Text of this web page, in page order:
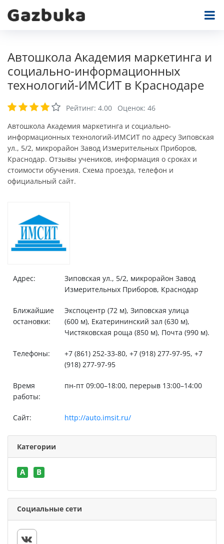
Автошкола Академия маркетинга и
социально-информационных
технологий-ИМСИТ в Краснодаре
Рейтинг: 4.00 Оценок: 46
Автошкола Академия маркетинга и социально-
информационных технологий-ИМСИТ по адресу Зиповская
ул., 5/2, микрорайон Завод Измерительных Приборов,
Краснодар. Отзывы учеников, информация о сроках и
стоимости обучения. Схема проезда, телефон и
официальный сайт.
Адрес:
Зиповская ул., 5/2, микрорайон Завод
Измерительных Приборов, Краснодар
Ближайшие
остановки:
Экспоцентр (72 м), Зиповская улица
(600 м), Екатерининский зал (630 м),
Чистяковская роща (850 м), Почта (990 м).
Телефоны:
+7 (861) 252-33-80, +7 (918) 277-97-95, +7
(918) 277-97-95
Время
работы:
пн-пт 09:00–18:00, перерыв 13:00–14:00
Сайт: http://auto.imsit.ru/
Категории
A B
Социальные сети